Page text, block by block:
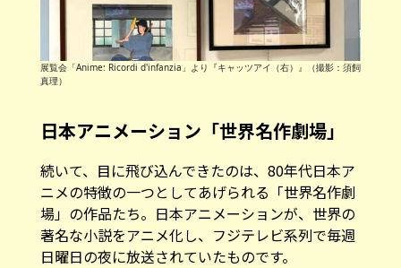
展覧会「Anime: Ricordi d'infanzia」より『キャッツアイ（右）』（撮影：須飼
真理）
日本アニメーション「世界名作劇場」
続いて、目に飛び込んできたのは、80年代日本ア
ニメの特徴の一つとしてあげられる「世界名作劇
場」の作品たち。日本アニメーションが、世界の
著名な小説をアニメ化し、フジテレビ系列で毎週
日曜日の夜に放送されていたものです。